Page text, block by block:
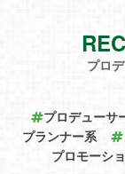
・資格
日商簿
・ビ
・社
研修
・社長
・図書
・
【働き
エクス
て、
度を
育休
て長く
・年間
・平均
・育児
他セク
・その
※上記
バンダ
コナミ
企業と
ロダク
プロ
プロデューサ
プランナー系
プロモーシ